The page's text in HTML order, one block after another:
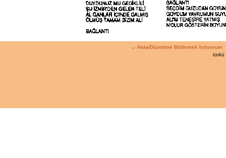
→ Hata/Düzeltme Bildirmek İstiyorum
türkü